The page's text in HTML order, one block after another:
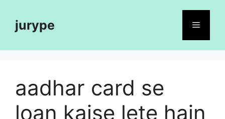
contentjurype Menu
aadhar card se
loan kaise lete hain